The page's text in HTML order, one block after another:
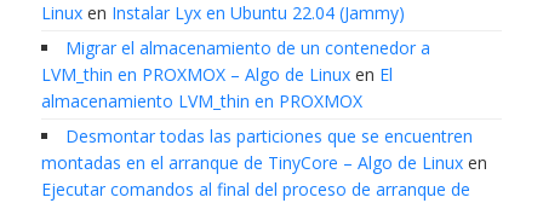
Linuxen Instalar Lyx en Ubuntu 22.04 (Jammy)
Migrar el almacenamiento de un contenedor a
LVM_thin en PROXMOX – Algo de Linuxen El
almacenamiento LVM_thin en PROXMOX
Desmontar todas las particiones que se encuentren
montadas en el arranque de TinyCore – Algo de Linuxen
Ejecutar comandos al final del proceso de arranque de